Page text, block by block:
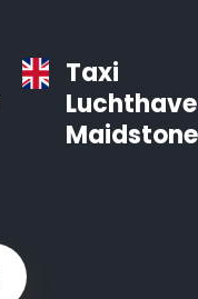
Taxi
Maidstone